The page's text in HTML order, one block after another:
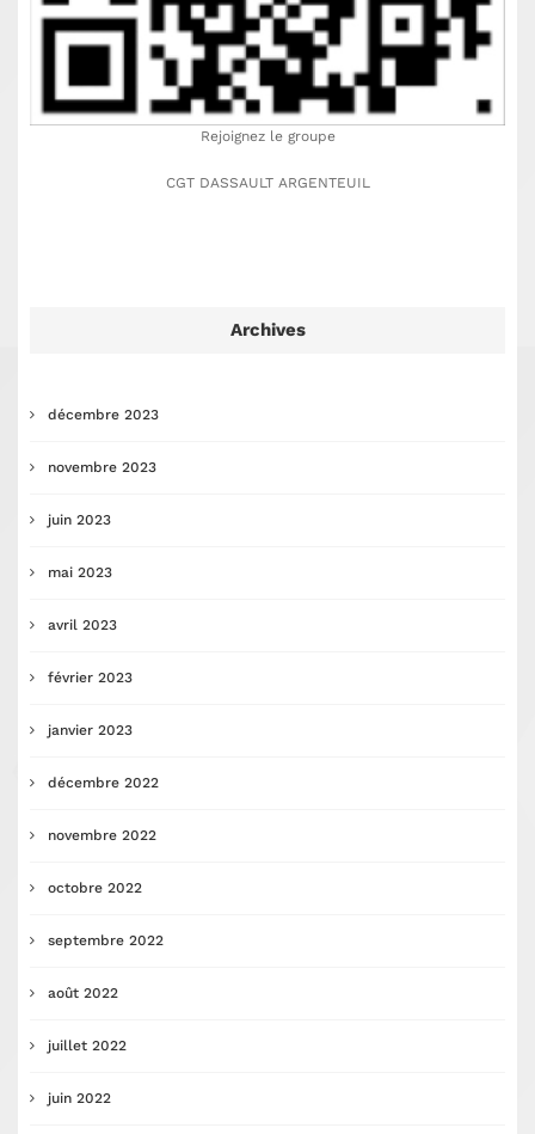
Rejoignez le groupe
CGT DASSAULT ARGENTEUIL
Archives
décembre 2023
novembre 2023
juin 2023
mai 2023
avril 2023
février 2023
janvier 2023
décembre 2022
novembre 2022
octobre 2022
septembre 2022
août 2022
juillet 2022
juin 2022